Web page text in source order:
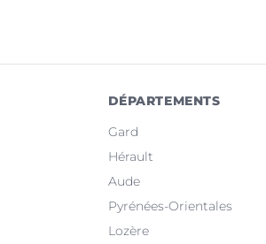
DÉPARTEMENTS
Gard
Hérault
Aude
Pyrénées-Orientales
Lozère